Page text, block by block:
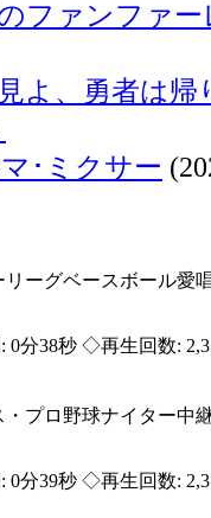
ファンファー
よ、勇者は帰
･ミクサー
リーグベースボー
0分38秒 ◇再生回数:
・プロ野球ナイタ
0分39秒 ◇再生回数: